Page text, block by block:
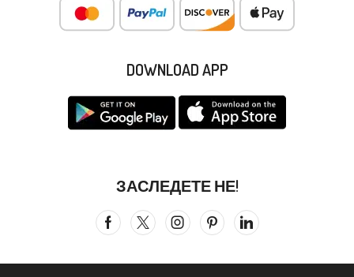
DOWNLOAD APP
ЗАСЛЕДЕТЕ НЕ!